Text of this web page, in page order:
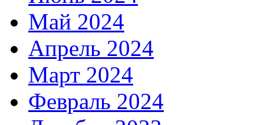
Май 2024
Апрель 2024
Март 2024
Февраль 2024